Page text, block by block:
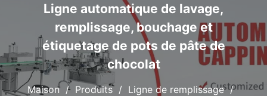
Ligne automatique de lavage,
remplissage, bouchage et
étiquetage de pots de pâte de
chocolat
Maison Produits
Ligne de remplissage